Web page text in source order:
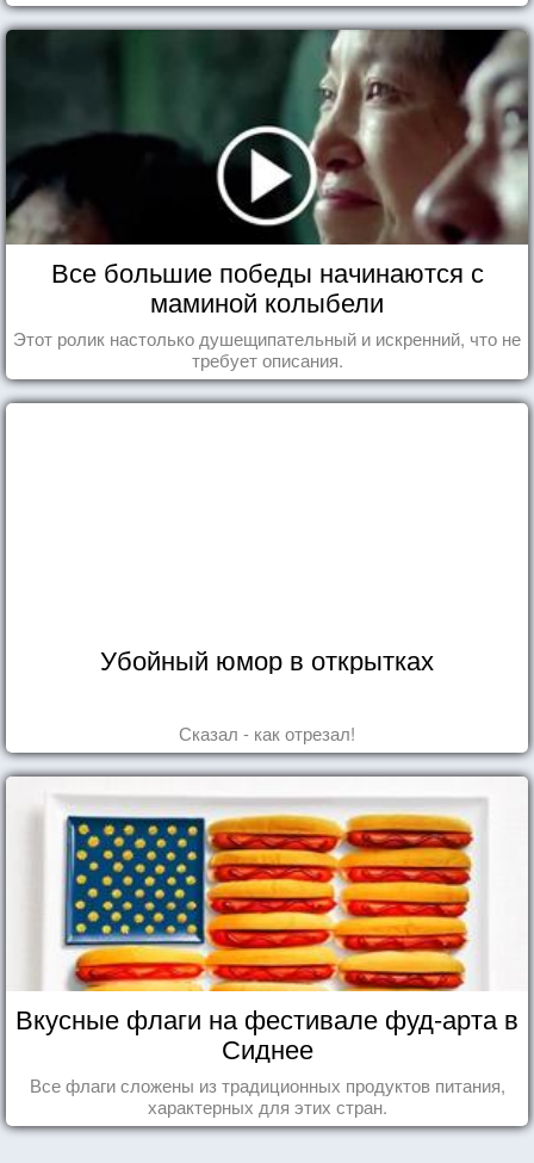
Все большие победы начинаются с
маминой колыбели
Этот ролик настолько душещипательный и искренний, что не
требует описания.
Убойный юмор в открытках
Сказал - как отрезал!
Вкусные флаги на фестивале фуд-арта в
Сиднее
Все флаги сложены из традиционных продуктов питания,
характерных для этих стран.